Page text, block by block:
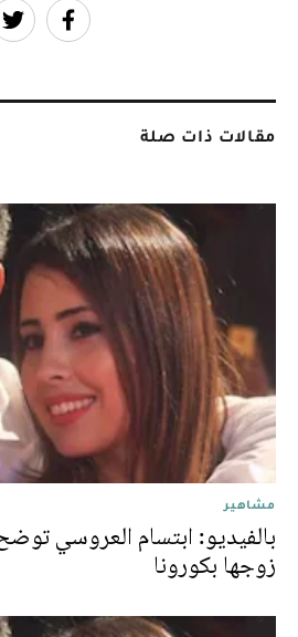
مقالات ذات صلة
مشاهير
بالفيديو: ابتسام العروسي
زوجها بكورونا